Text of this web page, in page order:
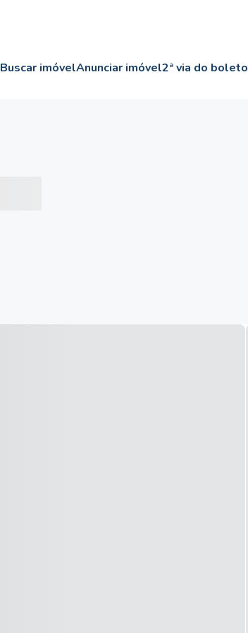
Buscar imóvelAnunciar imóvel2ª via do boleto